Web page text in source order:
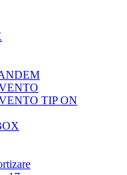
TIP ON